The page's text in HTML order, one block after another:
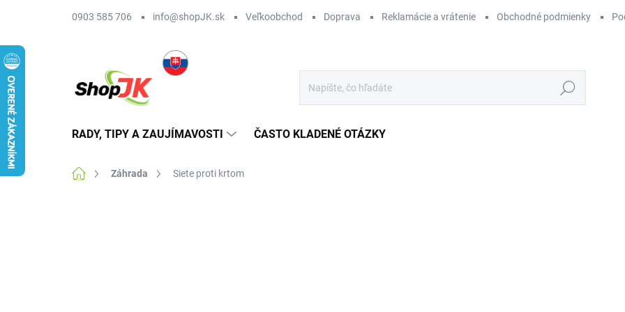
0903 585 706 info@shopJK.sk Veľkoobchod Doprava Reklamácie a vrátenie Obchodné podmienky
Hľadať
RADY, TIPY A ZAUJÍMAVOSTI ČASTO KLADENÉ OTÁZKY
DomovZáhrada Siete proti krtom